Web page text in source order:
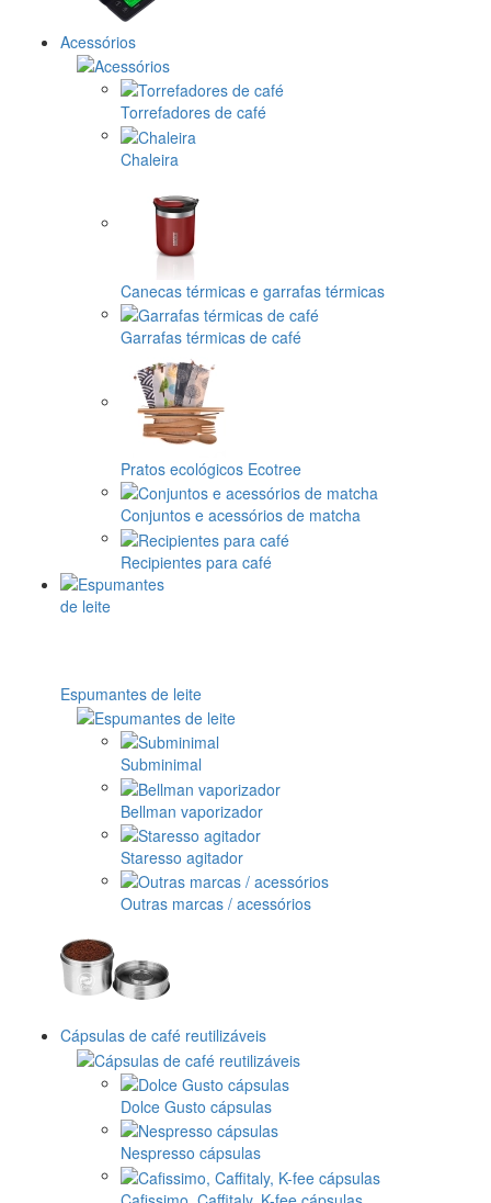
Acessórios
Torrefadores de café
Chaleira
Canecas térmicas e garrafas térmicas
Garrafas térmicas de café
Pratos ecológicos Ecotree
Conjuntos e acessórios de matcha
Recipientes para café
Espumantes de leite
Subminimal
Bellman vaporizador
Staresso agitador
Outras marcas / acessórios
Cápsulas de café reutilizáveis
Dolce Gusto cápsulas
Nespresso cápsulas